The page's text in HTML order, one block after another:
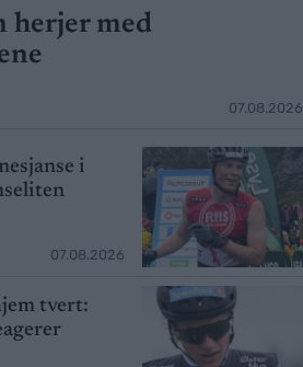
herjer med
07.08.2026
i
07.08.2026
tvert: